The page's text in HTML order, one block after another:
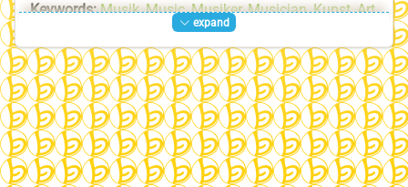
Keywords:Musik,Music,Musiker,Musician,Kunst,Art,
Improvisation,la-bonne-heure-Team
Tanz,Dance,Trommeln,Drums,Samul-Nori,사불놀이,
Pungmul,Pungmul-Nori, 풍물 ,풍물놀이,Musica,
Danza
About:Ich beschäftige mich seit über 20 Jahren mit
dem Erlernen von Samulnori und den
zugrundeliegenden Traditionen Koreas.
expand